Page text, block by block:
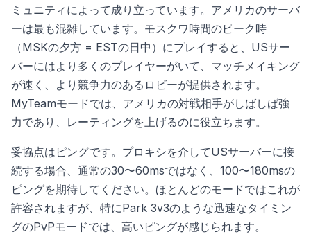
ミュニティによって成り立っています。アメリカのサーバ
ーは最も混雑しています。モスクワ時間のピーク時
（MSKの夕方 = ESTの日中）にプレイすると、USサー
バーにはより多くのプレイヤーがいて、マッチメイキング
が速く、より競争力のあるロビーが提供されます。
MyTeamモードでは、アメリカの対戦相手がしばしば強
力であり、レーティングを上げるのに役立ちます。
妥協点はピングです。プロキシを介してUSサーバーに接
続する場合、通常の30〜60msではなく、100〜180msの
ピングを期待してください。ほとんどのモードではこれが
許容されますが、特にPark 3v3のような迅速なタイミン
グのPvPモードでは、高いピングが感じられます。